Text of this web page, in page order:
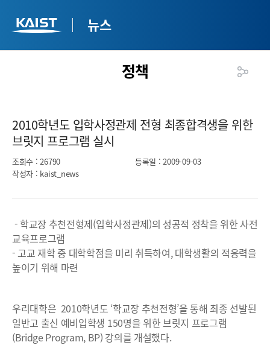
뉴스
정책
2010학년도 입학사정관제 전형 최종합격생을 위한
브릿지 프로그램 실시​
조회수 : 26790 등록일 : 2009-09-03
작성자 : kaist_news
- 학교장 추천전형제(입학사정관제)의 성공적 정착을 위한 사전
교육프로그램
- 고교 재학 중 대학학점을 미리 취득하여, 대학생활의 적응력을
높이기 위해 마련
우리대학은 2010학년도 ‘학교장 추천전형’을 통해 최종 선발된
일반고 출신 예비입학생 150명을 위한 브릿지 프로그램
(Bridge Program, BP) 강의를 개설했다.